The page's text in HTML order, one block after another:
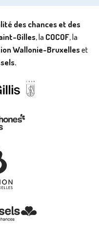
des chances et des
Gilles, laCOCOF, la
Wallonie-Bruxelleset